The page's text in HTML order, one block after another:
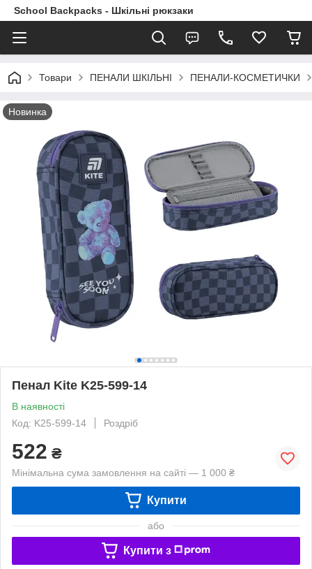
School Backpacks - Шкільні рюкзаки
Товари ПЕНАЛИ ШКІЛЬНІ ПЕНАЛИ-КОСМЕТИЧКИ
Новинка
Пенал Kite K25-599-14
В наявності
Код: K25-599-14
Роздріб
522 ₴
Мінімальна сума замовлення на сайті — 1 000 ₴
Купити
або
Купити з